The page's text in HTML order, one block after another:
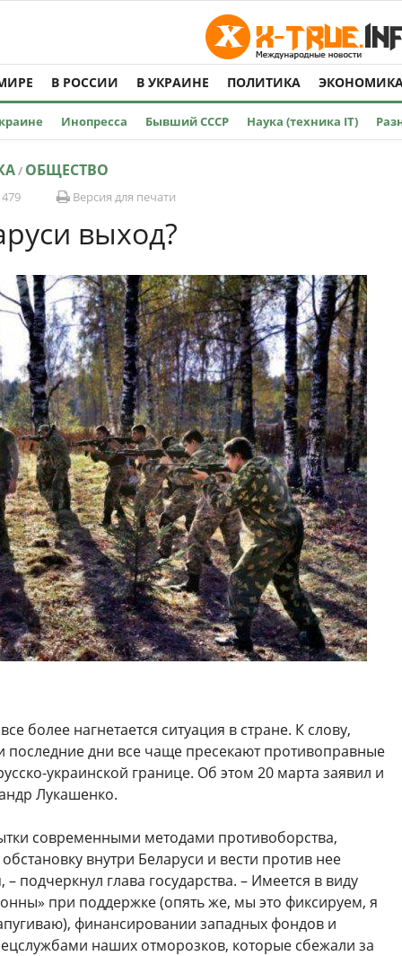
В РОССИИ В УКРАИНЕ ПОЛИТИКА
Инопресса Бывший СССР Наука (техника IT)
/ ОБЩЕСТВО
Версия для печати
выход?
более нагнетается ситуация в стране. К слову,
последние дни все чаще пресекают противоправные
украинской границе. Об этом 20 марта заявил и
Лукашенко.
современными методами противоборства,
внутри Беларуси и вести против нее
подчеркнул глава государства. – Имеется в виду
при поддержке (опять же, мы это фиксируем, я
финансировании западных фондов и
наших отморозков, которые сбежали за